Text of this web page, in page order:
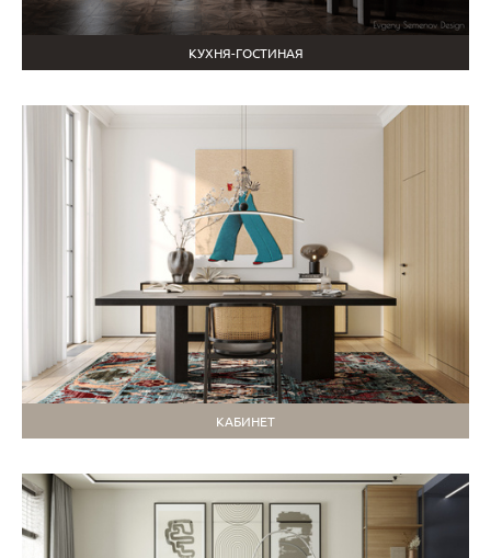
КУХНЯ-ГОСТИНАЯ
КАБИНЕТ